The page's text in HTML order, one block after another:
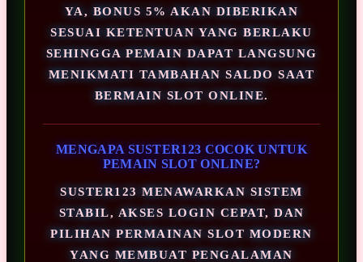
YA, BONUS 5% AKAN DIBERIKAN
SESUAI KETENTUAN YANG BERLAKU
SEHINGGA PEMAIN DAPAT LANGSUNG
MENIKMATI TAMBAHAN SALDO SAAT
BERMAIN SLOT ONLINE.
MENGAPA SUSTER123 COCOK UNTUK
PEMAIN SLOT ONLINE?
SUSTER123 MENAWARKAN SISTEM
STABIL, AKSES LOGIN CEPAT, DAN
PILIHAN PERMAINAN SLOT MODERN
YANG MEMBUAT PENGALAMAN